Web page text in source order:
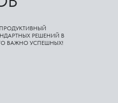
РЕШЕНИЙ В
ВАЖНО УСПЕШНЫХ!